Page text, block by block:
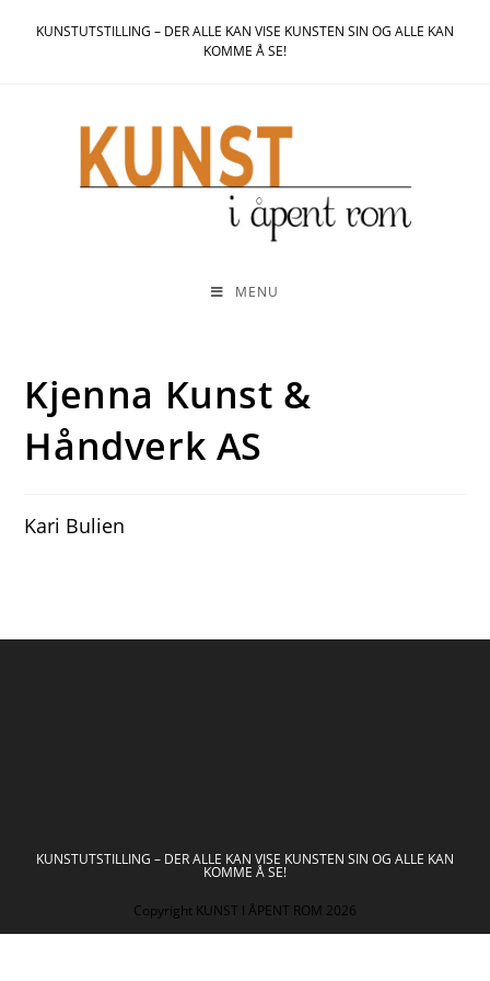
KUNSTUTSTILLING – DER ALLE KAN VISE KUNSTEN SIN OG ALLE KAN
KOMME Å SE!
MENU
Kjenna Kunst &
Håndverk AS
Kari Bulien
KUNSTUTSTILLING – DER ALLE KAN VISE KUNSTEN SIN OG ALLE KAN
KOMME Å SE!
Copyright KUNST I ÅPENT ROM 2026